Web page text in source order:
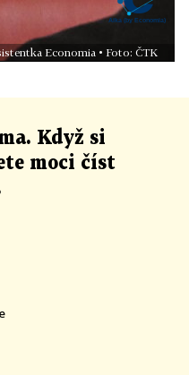
Economia • Foto: ČTK
Když si
moci číst